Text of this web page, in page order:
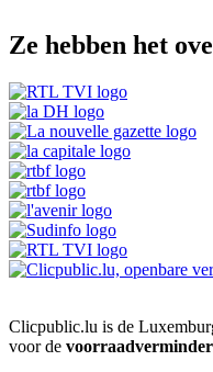
Ze hebben het
Clicpublic.lu is de
voor de